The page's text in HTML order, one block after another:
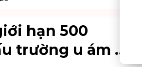
hạn 500
trường u ám –